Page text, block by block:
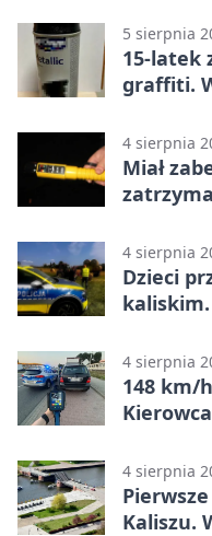
5 sierpnia
15-latek
graffiti.
4 sierpnia
Miał
4 sierpnia
Dzieci
kaliskim.
4 sierpnia
148 km/
4 sierpnia
Kaliszu.